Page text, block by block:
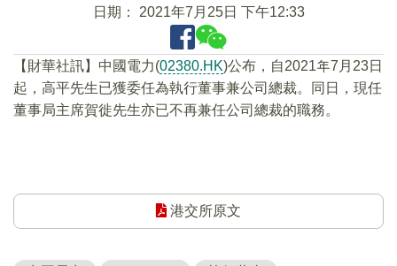
日期： 2021年7月25日 下午12:33
【財華社訊】中國電力(02380.HK)公布，自2021年7月23日
起，高平先生已獲委任為執行董事兼公司總裁。同日，現任
董事局主席賀徙先生亦已不再兼任公司總裁的職務。
港交所原文